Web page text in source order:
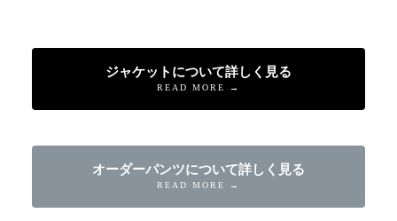
ジャケットについて詳しく見る
READ MORE →
オーダーパンツについて詳しく見る
READ MORE →